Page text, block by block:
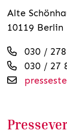
Alte
10119 Berlin
030 /
030 / 27